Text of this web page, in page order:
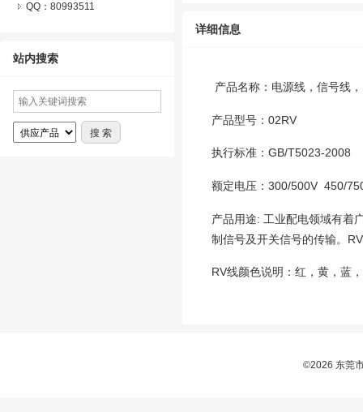
QQ： 80993511
站内搜索
详细信息
产品名称：电源线，信号线
产品型号：02RV
执行标准：GB/T5023-2008
额定电压：300/500V 450/
产品用途: 工业配电领域有着
制信号及开关信号的传输。
RV线颜色说明：红，黄，蓝
©2026 东莞